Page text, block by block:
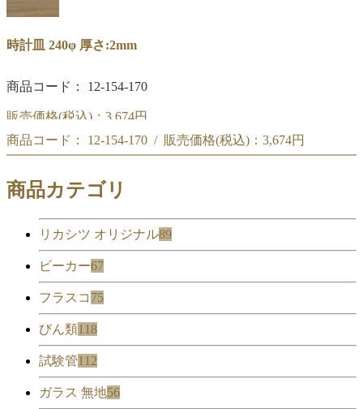
時計皿 240φ 厚さ:2mm
商品コード： 12-154-170
販売価格(税込)： 3,674円
時計皿 240φ
商品コード： 12-154-170 / 販売価格(税込)： 3,674円
商品カテゴリ
リカシツ オリジナル89
ビーカー67
フラスコ 75
びん類118
試験管112
ガラス 無地56